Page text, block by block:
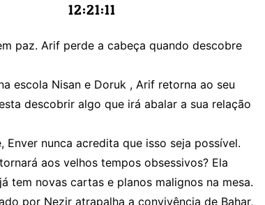
12:21:12
paz. Arif perde a cabeça quando descobre
escola Nisan e Doruk , Arif retorna ao seu
descobrir algo que irá abalar a sua relação
nunca acredita que isso seja possível.
aos velhos tempos obsessivos? Ela
tem novas cartas e planos malignos na mesa.
por Nezir atrapalha a convivência de Bahar,